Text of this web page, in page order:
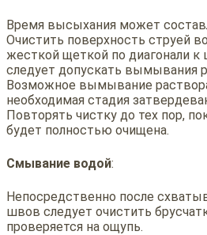
Время высыхания может
Очистить поверхность струей
жесткой щеткой по диагонали
следует допускать вымывания
Возможное вымывание
необходимая стадия
Повторять чистку до тех пор,
будет полностью очищена.
Смывание водой:
Непосредственно после
швов следует очистить
проверяется на ощупь.